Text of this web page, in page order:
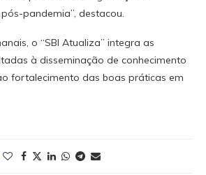
pandemia”, destacou.
o “SBI Atualiza” integra as
à disseminação de conhecimento
fortalecimento das boas práticas em